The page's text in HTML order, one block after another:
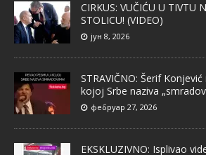
CIRKUS: VUČIĆU U TIVTU
STOLICU! (VIDEO)
јун 8, 2026
STRAVIČNO: Šerif
kojoj Srbe naziva
фебруар 27, 2026
EKSKLUZIVNO: Isplivao